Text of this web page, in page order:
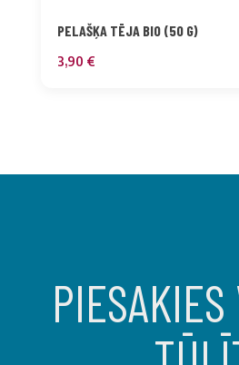
PELAŠĶA TĒJA BIO (50 G)
3,90 €